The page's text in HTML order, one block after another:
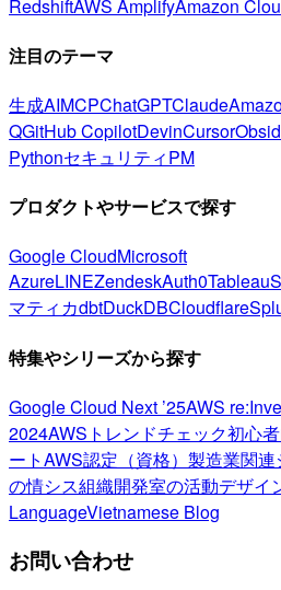
RedshiftAWS AmplifyAmazon
注目のテーマ
生成AIMCPChatGPTClaude
QGitHub CopilotDevinCursor
PythonセキュリティPM
プロダクトやサービスで探す
Google CloudMicrosoft
AzureLINEZendeskAuth0Tableau
マティカdbtDuckDBCloudflare
特集やシリーズから探す
Google Cloud Next ’25AWS
2024AWSトレンドチェック初心
ートAWS認定（資格） 製造業関連
の情シス組織開発室の活動デザイ
LanguageVietnamese Blog
お問い合わせ